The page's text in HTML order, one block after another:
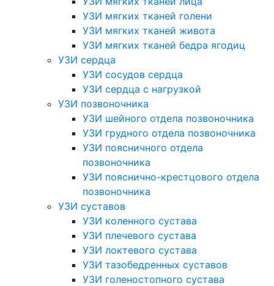
УЗИ мягких тканей голени
УЗИ мягких тканей живота
УЗИ мягких тканей бедра ягодиц
УЗИ сердца
УЗИ сосудов сердца
УЗИ сердца с нагрузкой
УЗИ позвоночника
УЗИ шейного отдела позвоночника
УЗИ грудного отдела позвоночника
УЗИ поясничного отдела
позвоночника
УЗИ пояснично-крестцового отдела
позвоночника
УЗИ суставов
УЗИ коленного сустава
УЗИ плечевого сустава
УЗИ локтевого сустава
УЗИ тазобедренных суставов
УЗИ голеностопного сустава